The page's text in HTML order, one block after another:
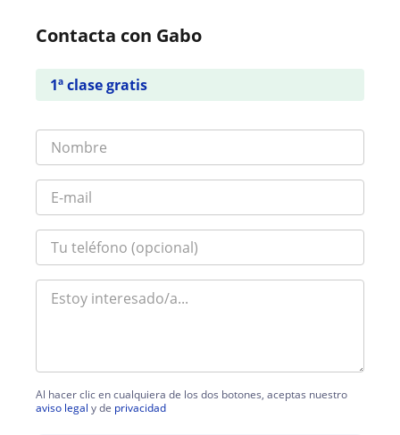
Contacta con Gabo
1ª clase gratis
Al hacer clic en cualquiera de los dos botones, aceptas nuestro
aviso legal y de privacidad